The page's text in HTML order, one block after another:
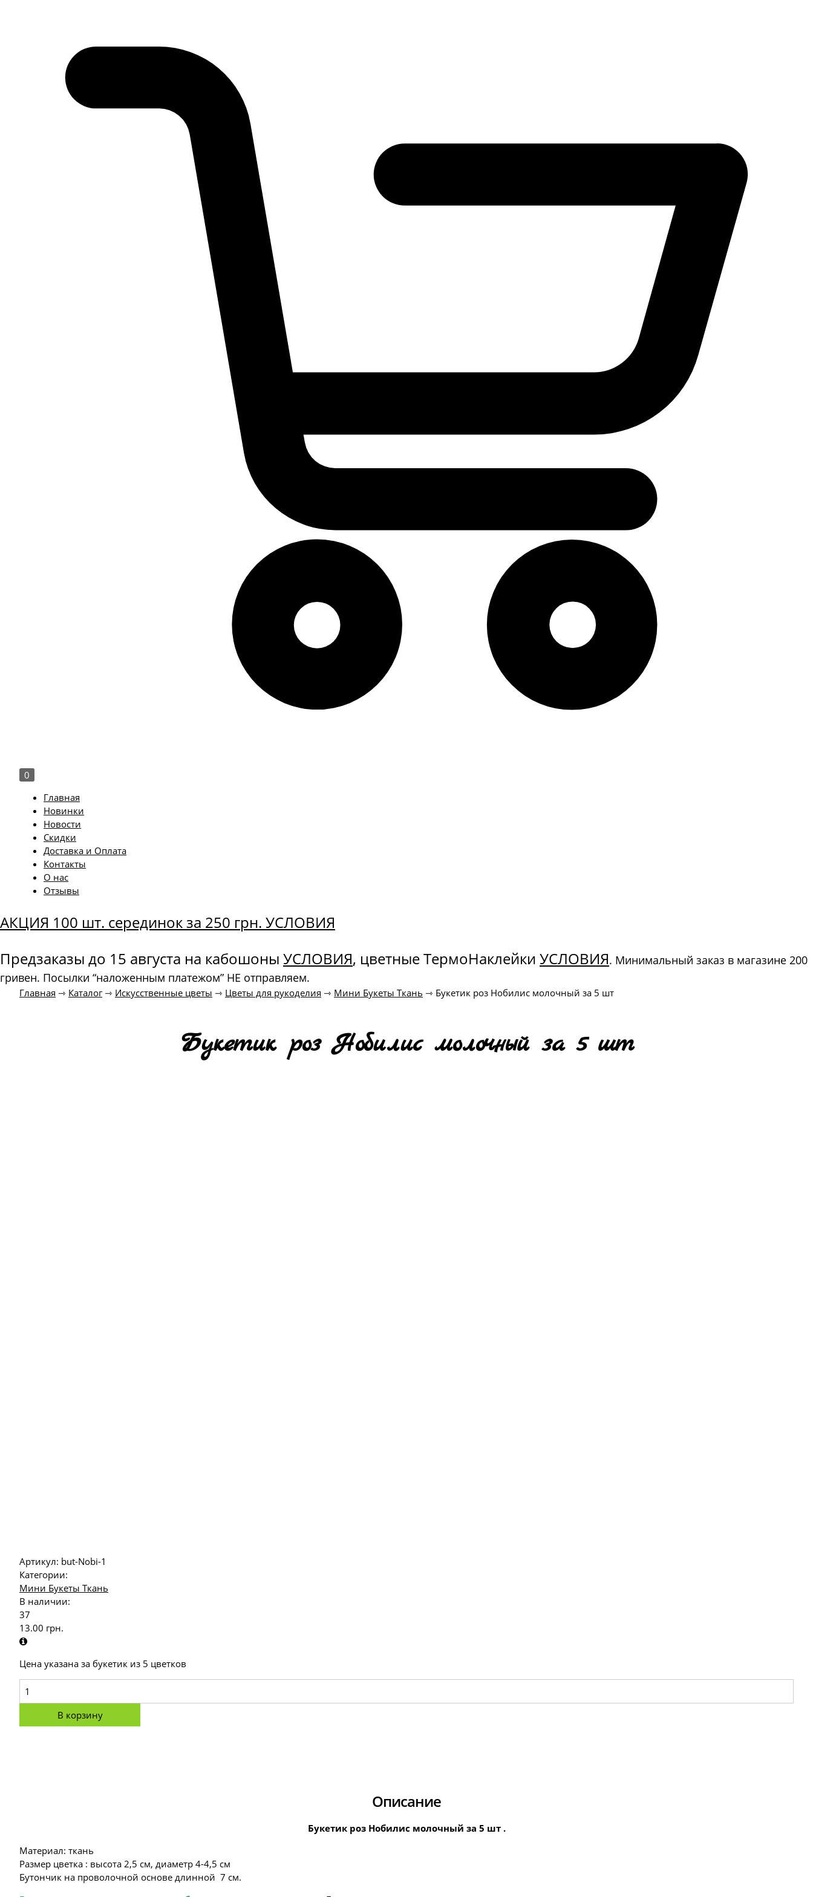
0
Главная
Новинки
Новости
Скидки
Доставка и Оплата
Контакты
О нас
Отзывы
АКЦИЯ 100 шт. серединок за 250 грн. УСЛОВИЯ
Предзаказы до 15 августа на кабошоны УСЛОВИЯ, цветные ТермоНаклейки УСЛОВИЯ. Минимальный заказ в магазине 200
гривен. Посылки “наложенным платежом” НЕ отправляем.
Главная ⇾ Каталог⇾ Искусственные цветы ⇾ Цветы для рукоделия ⇾ Мини Букеты Ткань ⇾ Букетик роз Нобилис молочный за 5 шт
Букетик роз Нобилис молочный за 5 шт
Артикул: but-Nobi-1
Категории:
Мини Букеты Ткань
В наличии:
37
13.00 грн.
Цена указана за букетик из 5 цветков
В корзину
Описание
Букетик роз Нобилис молочный за 5 шт .
Материал: ткань
Размер цветка : высота 2,5 см, диаметр 4-4,5 см
Бутончик на проволочной основе длинной 7 см.